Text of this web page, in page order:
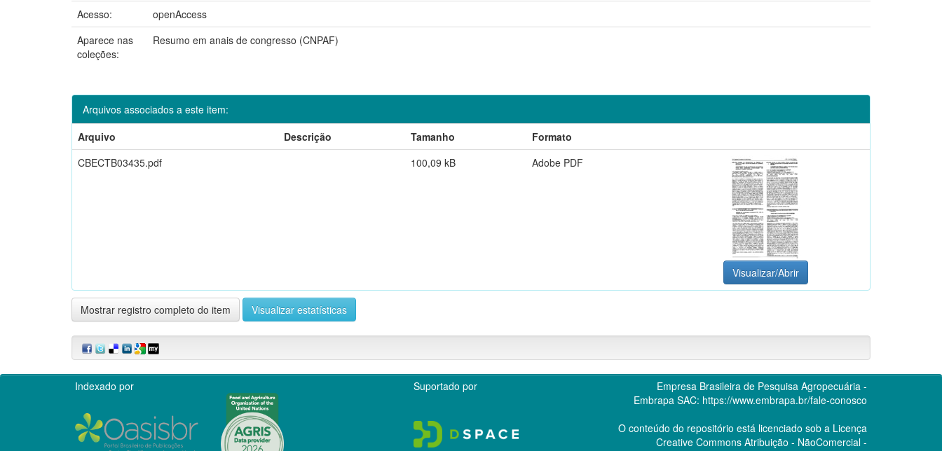
Acesso:
openAccess
Aparece nas
coleções:
Resumo em anais de congresso (CNPAF)
Arquivos associados a este item:
Arquivo
Descrição Tamanho
Formato
CBECTB03435.pdf
100,09 kB Adobe PDF
Visualizar/Abrir
Mostrar registro completo do item Visualizar estatísticas
Indexado por Suportado por
Empresa Brasileira de Pesquisa Agropecuária -
Embrapa SAC: https://www.embrapa.br/fale-conosco
O conteúdo do repositório está licenciado sob a Licença
Creative CommonsAtribuição - NãoComercial -